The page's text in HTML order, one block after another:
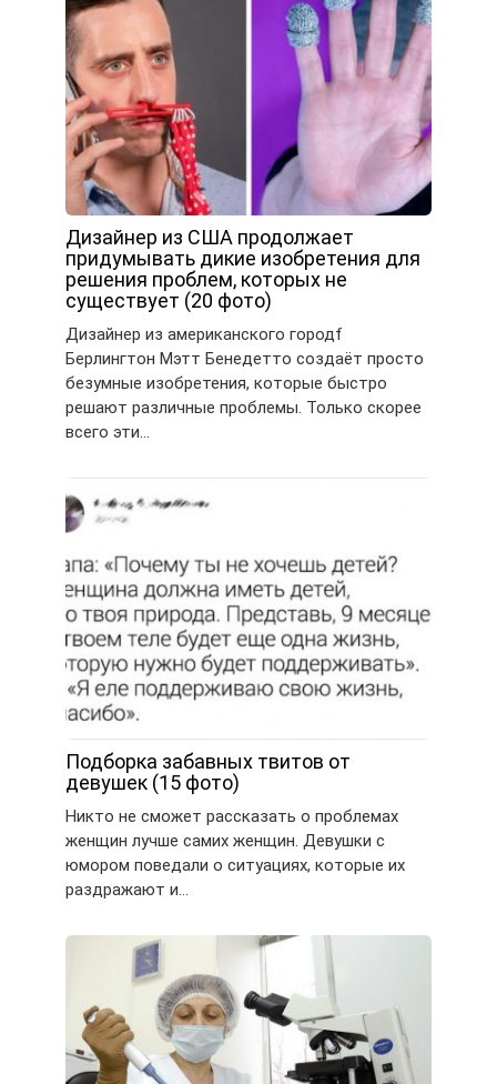
Дизайнер из США продолжает
придумывать дикие изобретения для
решения проблем, которых не
существует (20 фото)
Дизайнер из американского городf
Берлингтон Мэтт Бенедетто создаёт просто
безумные изобретения, которые быстро
решают различные проблемы. Только скорее
всего эти…
Подборка забавных твитов от
девушек (15 фото)
Никто не сможет рассказать о проблемах
женщин лучше самих женщин. Девушки с
юмором поведали о ситуациях, которые их
раздражают и…